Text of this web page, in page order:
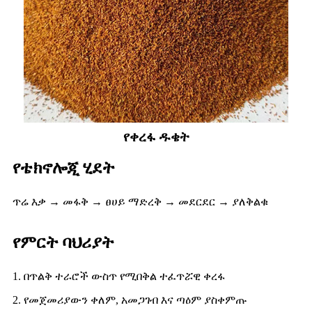
የቀረፋ ዱቄት
የቴክኖሎጂ ሂደት
ጥሬ እቃ → መፋቅ → ፀሀይ ማድረቅ → መደርደር → ያለቅልቁ
የምርት ባህሪያት
1. በጥልቅ ተራሮች ውስጥ የሚበቅል ተፈጥሯዊ ቀረፋ
2. የመጀመሪያውን ቀለም, አመጋገብ እና ጣዕም ያስቀምጡ